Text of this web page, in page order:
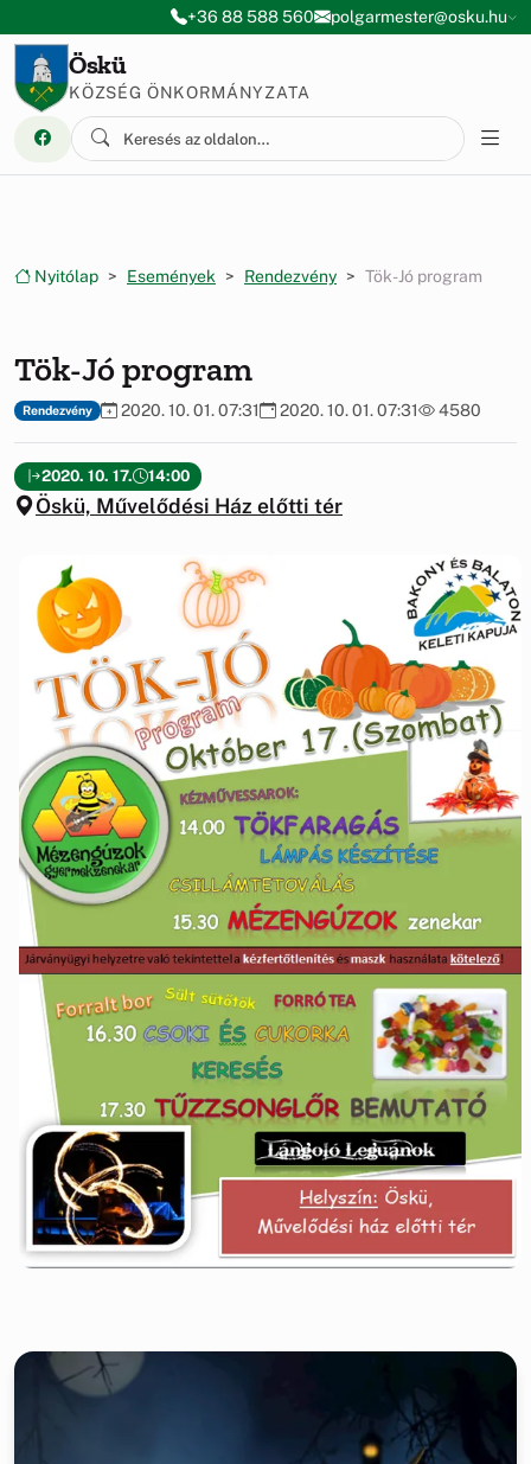
Ugrás a menüre
Ugrás a tartalomra+36 88 588 560 polgarmester@osku.hu
Öskü
KÖZSÉG ÖNKORMÁNYZATA
Nyitólap Események Rendezvény Tök-Jó program
Tök-Jó program
Rendezvény 2020. 10. 01. 07:31 2020. 10. 01. 07:31 4580
2020. 10. 17. 14:00
Öskü, Művelődési Ház előtti tér